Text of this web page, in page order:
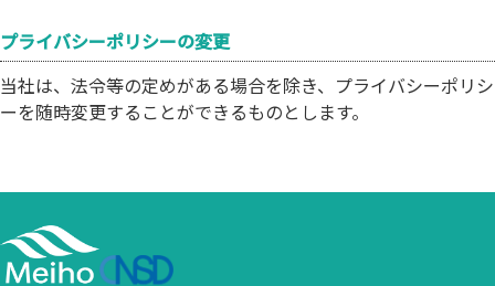
プライバシーポリシーの変更
当社は、法令等の定めがある場合を除き、プライバシーポリシ
ーを随時変更することができるものとします。